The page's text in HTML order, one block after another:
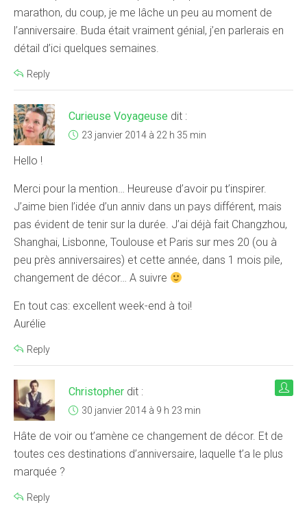
marathon, du coup, je me lâche un peu au moment de
l’anniversaire. Buda était vraiment génial, j’en parlerais en
détail d’ici quelques semaines.
Reply
Curieuse Voyageuse dit :
23 janvier 2014 à 22 h 35 min
Hello !
Merci pour la mention… Heureuse d’avoir pu t’inspirer.
J’aime bien l’idée d’un anniv dans un pays différent, mais
pas évident de tenir sur la durée. J’ai déjà fait Changzhou,
Shanghai, Lisbonne, Toulouse et Paris sur mes 20 (ou à
peu près anniversaires) et cette année, dans 1 mois pile,
changement de décor… A suivre
En tout cas: excellent week-end à toi!
Aurélie
Reply
Christopher dit :
30 janvier 2014 à 9 h 23 min
Hâte de voir ou t’amène ce changement de décor. Et de
toutes ces destinations d’anniversaire, laquelle t’a le plus
marquée ?
Reply